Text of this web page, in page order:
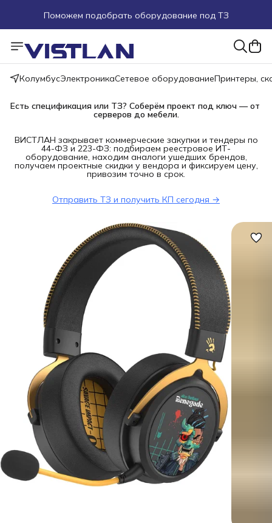
Поможем подобрать оборудование под ТЗ
Пуско-наладочные работы
Пришлите запрос на e-mail или в чат
Более 100 000 позиций в наличии и под заказ
КолумбусЭлектроникаСетевое оборудованиеПринтеры,
Есть спецификация или ТЗ? Соберём проект под ключ — от
серверов до мебели.
ВИСТЛАН закрывает коммерческие закупки и тендеры по
44-ФЗ и 223-ФЗ: подбираем реестровое ИТ-
оборудование, находим аналоги ушедших брендов,
получаем проектные скидки у вендора и фиксируем цену,
привозим точно в срок.
Отправить ТЗ и получить КП сегодня →